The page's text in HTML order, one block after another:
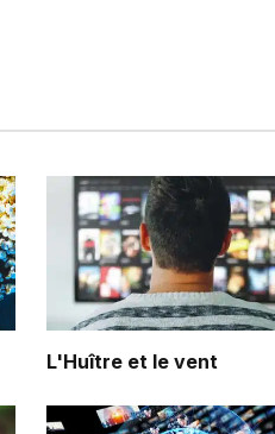
L'Huître et le vent